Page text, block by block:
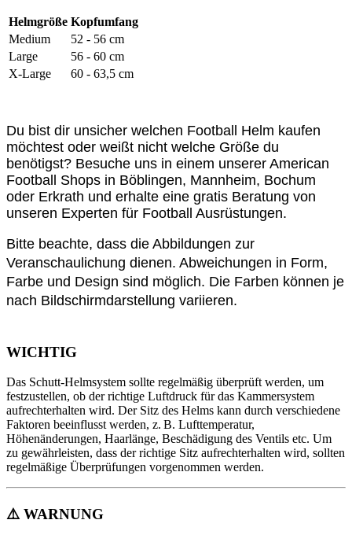
Helmgröße Kopfumfang
Medium
52 - 56 cm
Large
56 - 60 cm
X-Large
60 - 63,5 cm
Du bist dir unsicher welchen Football Helm kaufen
möchtest oder weißt nicht welche Größe du
benötigst? Besuche uns in einem unserer American
Football Shops in Böblingen, Mannheim, Bochum
oder Erkrath und erhalte eine gratis Beratung von
unseren Experten für Football Ausrüstungen.
Bitte beachte, dass die Abbildungen zur
Veranschaulichung dienen. Abweichungen in Form,
Farbe und Design sind möglich. Die Farben können je
nach Bildschirmdarstellung variieren.
WICHTIG
Das Schutt-Helmsystem sollte regelmäßig überprüft werden, um
festzustellen, ob der richtige Luftdruck für das Kammersystem
aufrechterhalten wird. Der Sitz des Helms kann durch verschiedene
Faktoren beeinflusst werden, z. B. Lufttemperatur,
Höhenänderungen, Haarlänge, Beschädigung des Ventils etc. Um
zu gewährleisten, dass der richtige Sitz aufrechterhalten wird, sollten
regelmäßige Überprüfungen vorgenommen werden.
⚠️ WARNUNG